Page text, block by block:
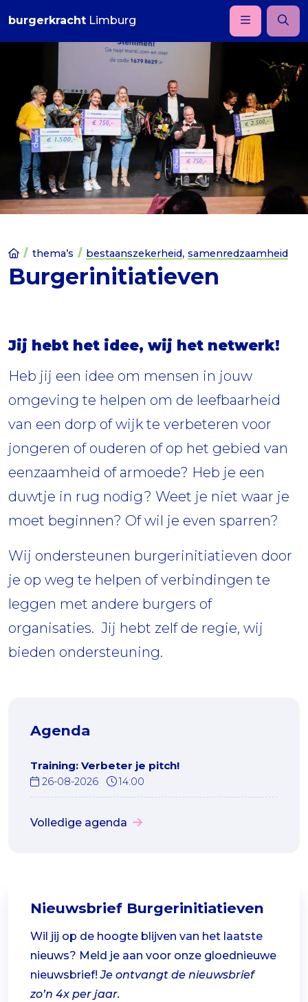
burgerkracht Limburg
thema’s bestaanszekerheid, samenredzaamheid
Burgerinitiatieven
Jij hebt het idee, wij het netwerk!
Heb jij een idee om mensen in jouw
omgeving te helpen om de leefbaarheid
van een dorp of wijk te verbeteren voor
jongeren of ouderen of op het gebied van
eenzaamheid of armoede? Heb je een
duwtje in rug nodig? Weet je niet waar je
moet beginnen? Of wil je even sparren?
Wij ondersteunen burgerinitiatieven door
je op weg te helpen of verbindingen te
leggen met andere burgers of
organisaties. Jij hebt zelf de regie, wij
bieden ondersteuning.
Agenda
Training: Verbeter je pitch!
26-08-2026 14:00
Volledige agenda
Nieuwsbrief Burgerinitiatieven
Wil jij op de hoogte blijven van het laatste
nieuws? Meld je aan voor onze gloednieuwe
nieuwsbrief!Je ontvangt de nieuwsbrief
zo’n 4x per jaar.